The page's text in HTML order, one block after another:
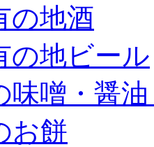
の地酒
の地ビール
味噌・醤
お餅